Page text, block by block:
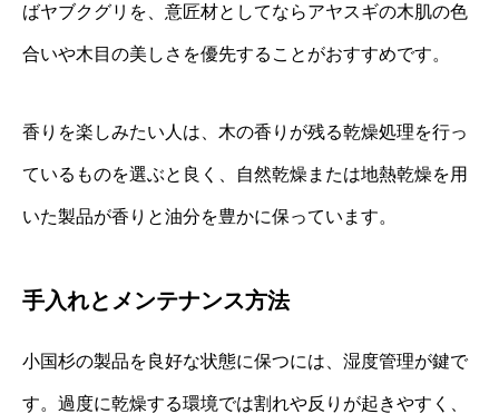
ばヤブクグリを、意匠材としてならアヤスギの木肌の色
合いや木目の美しさを優先することがおすすめです。
香りを楽しみたい人は、木の香りが残る乾燥処理を行っ
ているものを選ぶと良く、自然乾燥または地熱乾燥を用
いた製品が香りと油分を豊かに保っています。
手入れとメンテナンス方法
小国杉の製品を良好な状態に保つには、湿度管理が鍵で
す。過度に乾燥する環境では割れや反りが起きやすく、